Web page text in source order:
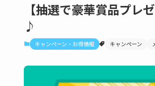
【抽選で豪華賞品プレ
♪
キャンペーン・お得情報 キャンペーン